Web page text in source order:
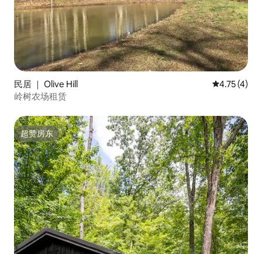
民居 ｜ Olive Hill 平均评分
4.75 (4)
岭树农场租赁
超赞房东
超赞房东